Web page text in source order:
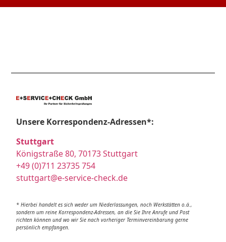
Unsere Korrespondenz-Adressen*:
Stuttgart
Königstraße 80, 70173 Stuttgart
+49 (0)711 23735 754
stuttgart@e-service-check.de
* Hierbei handelt es sich weder um Niederlassungen, noch Werkstätten o.ä.,
sondern um reine Korrespondenz-Adressen, an die Sie Ihre Anrufe und Post
richten können und wo wir Sie nach vorheriger Terminvereinbarung gerne
persönlich empfangen.